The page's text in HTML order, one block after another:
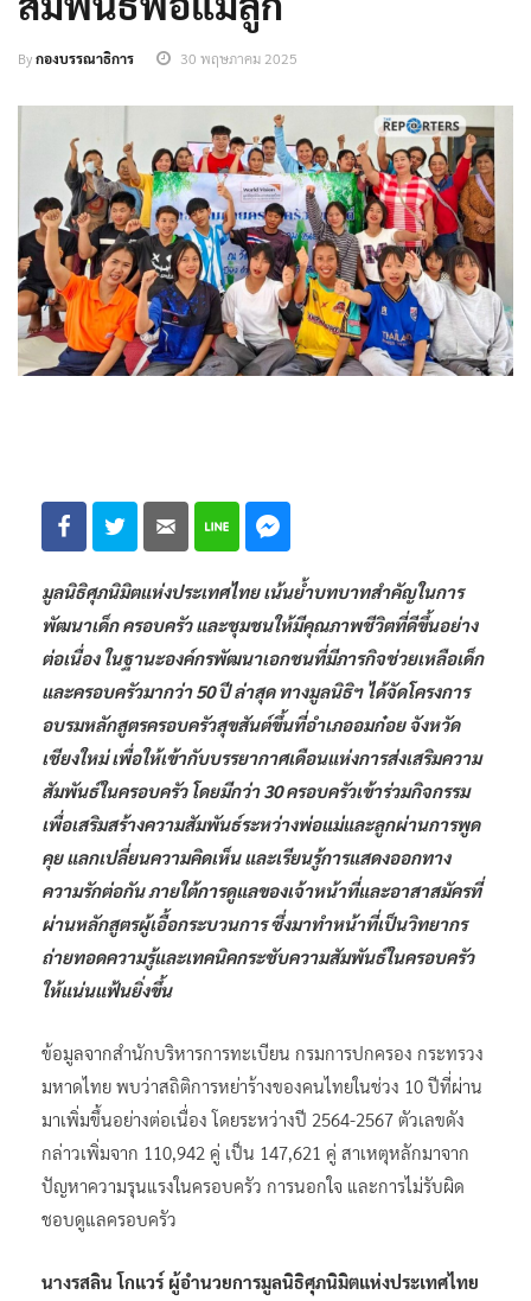
Byกองบรรณาธิการ 30 พฤษภาคม 2025
มูลนิธิศุภนิมิตแห่งประเทศไทย เน้นย้ำบทบาทสำคัญในการ
พัฒนาเด็ก ครอบครัว และชุมชนให้มีคุณภาพชีวิตที่ดีขึ้นอย่าง
ต่อเนื่อง ในฐานะองค์กรพัฒนาเอกชนที่มีภารกิจช่วยเหลือเด็ก
และครอบครัวมากว่า 50 ปี ล่าสุด ทางมูลนิธิฯ ได้จัดโครงการ
อบรมหลักสูตรครอบครัวสุขสันต์ขึ้นที่อำเภออมก๋อย จังหวัด
เชียงใหม่ เพื่อให้เข้ากับบรรยากาศเดือนแห่งการส่งเสริมความ
สัมพันธ์ในครอบครัว โดยมีกว่า 30 ครอบครัวเข้าร่วมกิจกรรม
เพื่อเสริมสร้างความสัมพันธ์ระหว่างพ่อแม่และลูกผ่านการพูด
คุย แลกเปลี่ยนความคิดเห็น และเรียนรู้การแสดงออกทาง
ความรักต่อกัน ภายใต้การดูแลของเจ้าหน้าที่และอาสาสมัครที่
ผ่านหลักสูตรผู้เอื้อกระบวนการ ซึ่งมาทำหน้าที่เป็นวิทยากร
ถ่ายทอดความรู้และเทคนิคกระชับความสัมพันธ์ในครอบครัว
ให้แน่นแฟ้นยิ่งขึ้น
ข้อมูลจากสำนักบริหารการทะเบียน กรมการปกครอง กระทรวง
มหาดไทย พบว่าสถิติการหย่าร้างของคนไทยในช่วง 10 ปีที่ผ่าน
มาเพิ่มขึ้นอย่างต่อเนื่อง โดยระหว่างปี 2564-2567 ตัวเลขดัง
กล่าวเพิ่มจาก 110,942 คู่ เป็น 147,621 คู่ สาเหตุหลักมาจาก
ปัญหาความรุนแรงในครอบครัว การนอกใจ และการไม่รับผิด
ชอบดูแลครอบครัว
นางรสลิน โกแวร์ ผู้อำนวยการมูลนิธิศุภนิมิตแห่งประเทศไทย